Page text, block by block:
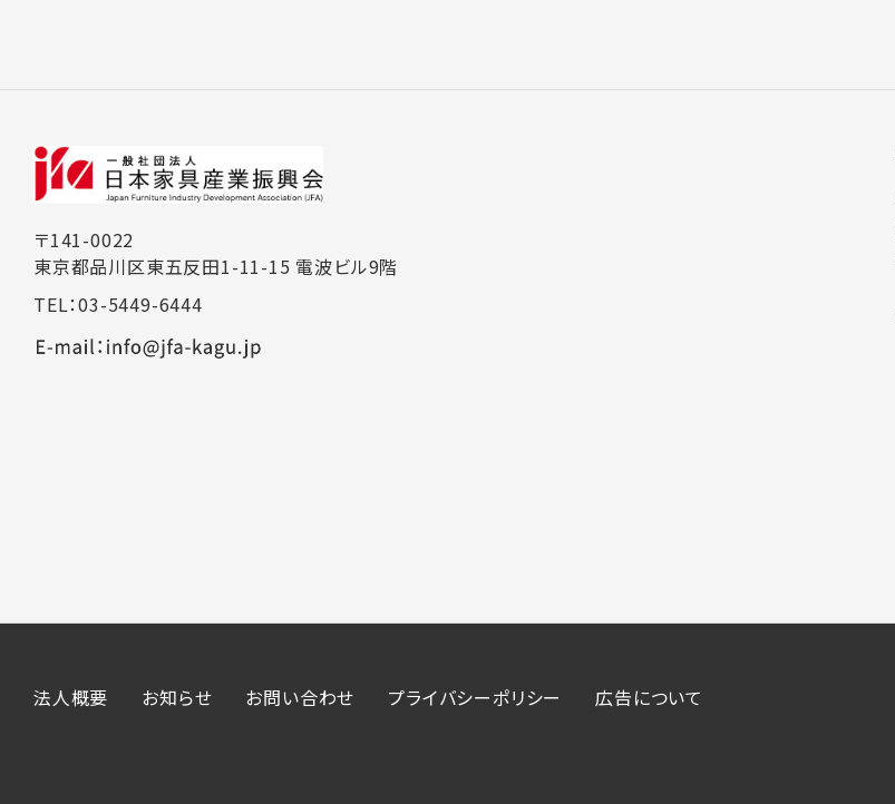
〒141-0022
東京都品川区東五反田1-11-15 電波ビル9階
TEL：03-5449-6444
法人概要 お知らせ お問い合わせ プライバシーポリシー 広告について